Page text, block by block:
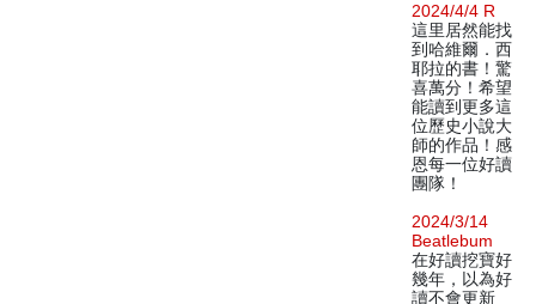
2024/4/4 R
這里居然能找
到哈維爾．西
耶拉的書！驚
喜萬分！希望
能讀到更多這
位歷史小說大
師的作品！感
恩每一位好讀
團隊！
2024/3/14
Beatlebum
在好讀挖寶好
幾年，以為好
讀不會更新